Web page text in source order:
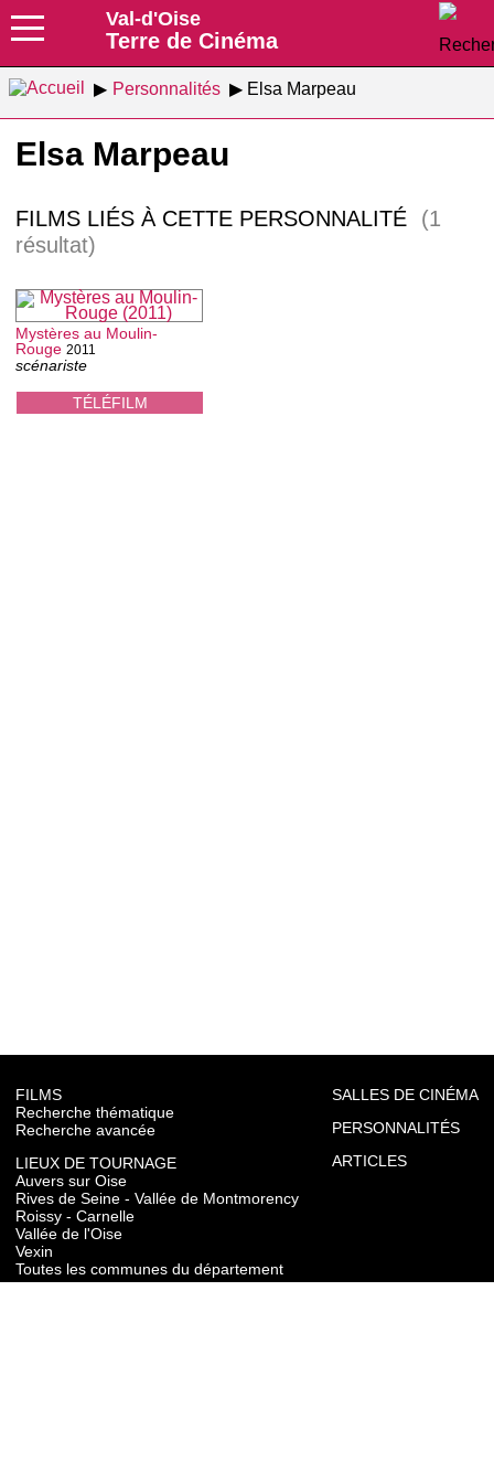
Val-d'Oise
Terre de Cinéma
Personnalités Elsa Marpeau
Elsa Marpeau
FILMS LIÉS À CETTE PERSONNALITÉ
(1
résultat)
TÉLÉFILM
Mystères au Moulin-
Rouge 2011
scénariste
FILMS
Recherche thématique
Recherche avancée
LIEUX DE TOURNAGE
Auvers sur Oise
Rives de Seine - Vallée de Montmorency
Roissy - Carnelle
Vallée de l'Oise
Vexin
Toutes les communes du département
SALLES DE CINÉMA
PERSONNALITÉS
ARTICLES